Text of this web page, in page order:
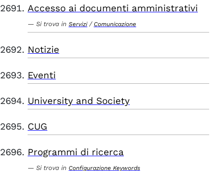
Accesso ai documenti amministrativi
Si trova in Servizi / Comunicazione
Notizie
Eventi
University and Society
CUG
Programmi di ricerca
Si trova in Configurazione Keywords